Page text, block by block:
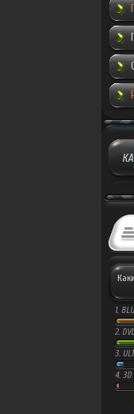
1.
2.
3.
4.